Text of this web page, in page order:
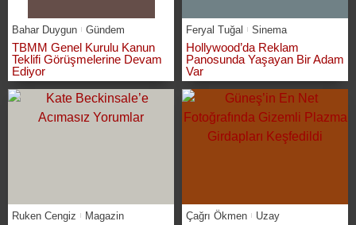
Bahar Duygun Gündem
TBMM Genel Kurulu Kanun
Teklifi Görüşmelerine Devam
Ediyor
Feryal Tuğal Sinema
Hollywood’da Reklam
Panosunda Yaşayan Bir Adam
Var
Ruken Cengiz Magazin Çağrı Ökmen Uzay